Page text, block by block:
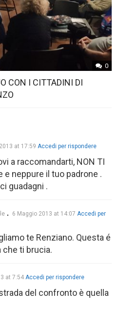
0
CON I CITTADINI DI
at 17:59 Accedi per rispondere
a raccomandarti, NON TI
e neppure il tuo padrone .
guadagni .
6 Maggio 2013 at 14:07 Accedi per
te Renziano. Questa é
che ti brucia.
at 7:54 Accedi per rispondere
del confronto è quella